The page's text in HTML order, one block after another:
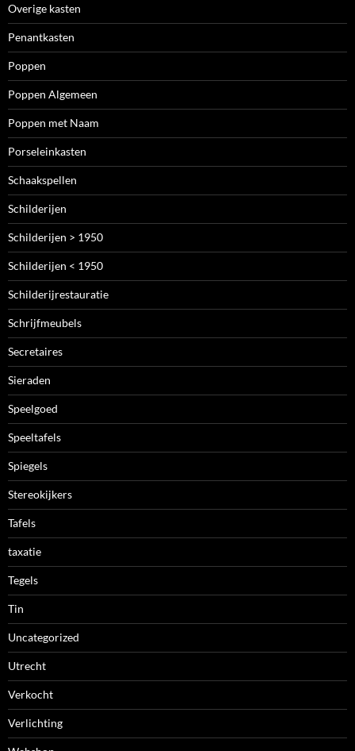
Overige kasten
Penantkasten
Poppen
Poppen Algemeen
Poppen met Naam
Porseleinkasten
Schaakspellen
Schilderijen
Schilderijen > 1950
Schilderijen < 1950
Schilderijrestauratie
Schrijfmeubels
Secretaires
Sieraden
Speelgoed
Speeltafels
Spiegels
Stereokijkers
Tafels
taxatie
Tegels
Tin
Uncategorized
Utrecht
Verkocht
Verlichting